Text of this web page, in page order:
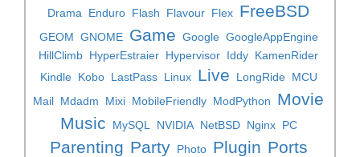
Drama Enduro Flash Flavour Flex FreeBSD
GEOM GNOME Game Google GoogleAppEngine
HillClimb HyperEstraier Hypervisor Iddy KamenRider
Kindle Kobo LastPass Linux Live LongRide MCU
Mail Mdadm Mixi MobileFriendly ModPython
Movie
Music
MySQL NVIDIA NetBSD Nginx PC
Parenting Party Photo Plugin Ports